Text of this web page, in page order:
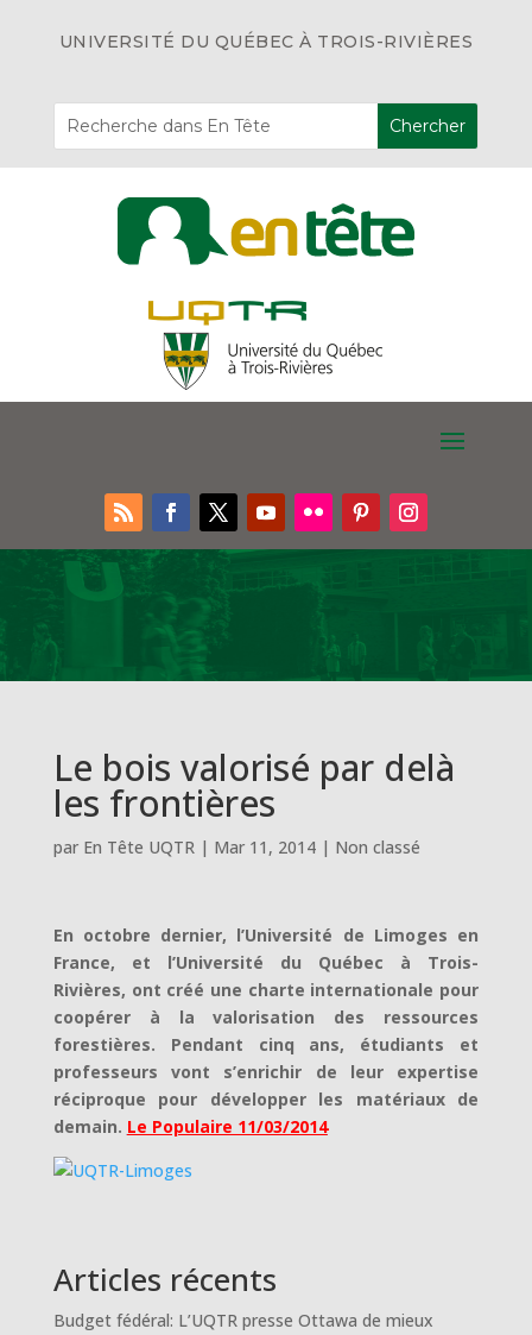
UNIVERSITÉ DU QUÉBEC À TROIS-RIVIÈRES
Le bois valorisé par delà
les frontières
par En Tête UQTR| Mar 11, 2014| Non classé
En octobre dernier, l’Université de Limoges en
France, et l’Université du Québec à Trois-
Rivières, ont créé une charte internationale pour
coopérer à la valorisation des ressources
forestières. Pendant cinq ans, étudiants et
professeurs vont s’enrichir de leur expertise
réciproque pour développer les matériaux de
demain. Le Populaire 11/03/2014
Articles récents
Budget fédéral: L’UQTR presse Ottawa de mieux